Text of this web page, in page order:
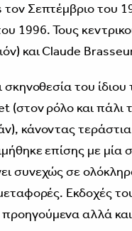
Σεπτέμβριο του
1996. Τους
και Claude
σκηνοθεσία του
ρόλο και πάλι
κάνοντας τεράστια
επίσης με
συνεχώς σε
μεταφορές. Εκδοχές
αλλά